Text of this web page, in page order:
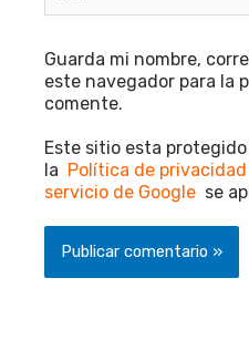
Guarda mi nombre,
este navegador para la
comente.
Este sitio esta protegido
la Política de privacidad
servicio de Google se